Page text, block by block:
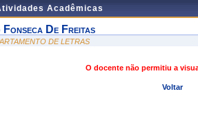
Acadêmicas
De Freitas
DE LETRAS
O docente não permitiu a
Voltar